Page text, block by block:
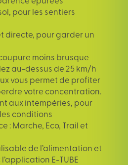
pour les sentiers
directe, pour garder un
moins brusque
au-dessus de 25 km/h
vous permet de profiter
votre concentration.
aux intempéries, pour
conditions
: Marche, Eco, Trail et
de l’alimentation et
E-TUBE